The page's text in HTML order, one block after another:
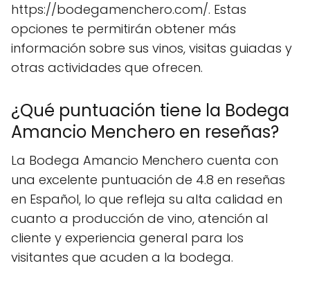
https://bodegamenchero.com/. Estas
opciones te permitirán obtener más
información sobre sus vinos, visitas guiadas y
otras actividades que ofrecen.
¿Qué puntuación tiene la Bodega
Amancio Menchero en reseñas?
La Bodega Amancio Menchero cuenta con
una excelente puntuación de 4.8 en reseñas
en Español, lo que refleja su alta calidad en
cuanto a producción de vino, atención al
cliente y experiencia general para los
visitantes que acuden a la bodega.